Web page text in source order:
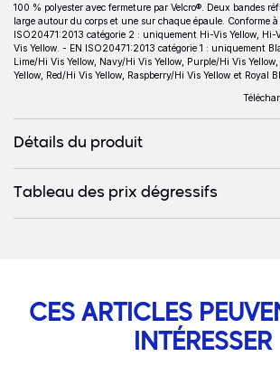
Description
100 % polyester avec fermeture par Velcro®. Deux bandes
large autour du corps et une sur chaque épaule. Conforme
ISO20471:2013 catégorie 2 : uniquement Hi-Vis Yellow,
Vis Yellow. - EN ISO20471:2013 catégorie 1 : uniquement
Lime/Hi Vis Yellow, Navy/Hi Vis Yellow, Purple/Hi Vis
Yellow, Red/Hi Vis Yellow, Raspberry/Hi Vis Yellow et Royal
Détails du produit
Tableau des prix dégressifs
CES ARTICLES
INTÉRESSER